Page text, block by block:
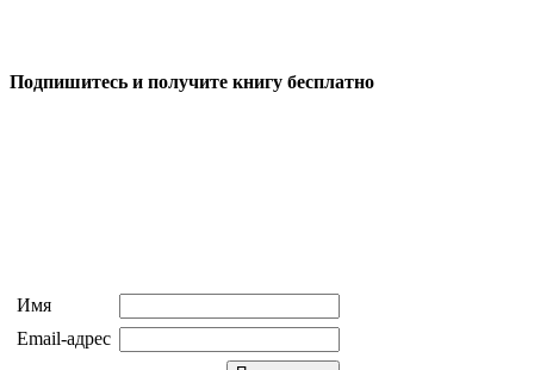
Подпишитесь и получите книгу бесплатно
Имя
Email-адрес